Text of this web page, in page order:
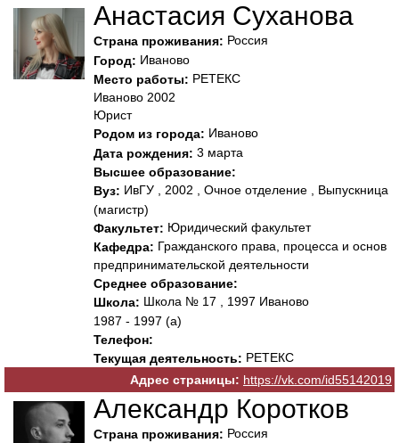
Анастасия Суханова
Страна проживания: Россия
Город: Иваново
Место работы: РЕТЕКС
Иваново 2002
Юрист
Родом из города: Иваново
Дата рождения: 3 марта
Высшее образование:
Вуз: ИвГУ , 2002 , Очное отделение , Выпускница
(магистр)
Факультет: Юридический факультет
Кафедра: Гражданского права, процесса и основ
предпринимательской деятельности
Среднее образование:
Школа: Школа № 17 , 1997 Иваново
1987 - 1997 (а)
Телефон:
Текущая деятельность: РЕТЕКС
Адрес страницы: https://vk.com/id55142019
Александр Коротков
Страна проживания: Россия